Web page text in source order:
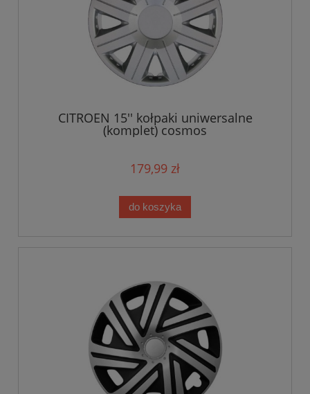
CITROEN 15'' kołpaki uniwersalne
(komplet) cosmos
179,99 zł
do koszyka